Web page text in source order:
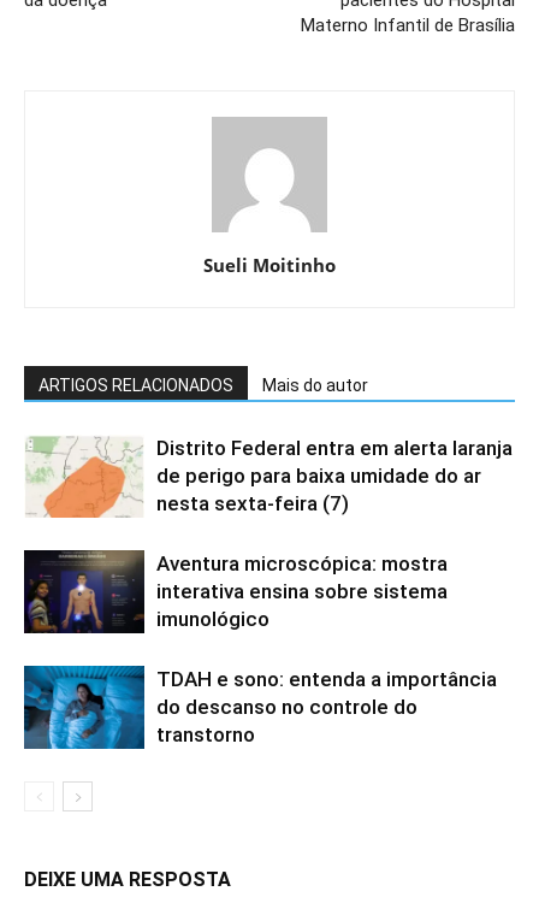
Materno Infantil de Brasília
Sueli Moitinho
ARTIGOS RELACIONADOS Mais do autor
Distrito Federal entra em alerta laranja
de perigo para baixa umidade do ar
nesta sexta-feira (7)
Aventura microscópica: mostra
interativa ensina sobre sistema
imunológico
TDAH e sono: entenda a importância
do descanso no controle do
transtorno
DEIXE UMA RESPOSTA